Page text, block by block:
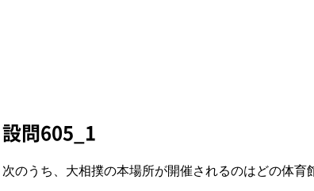
設問605_1
次のうち、大相撲の本場所が開催されるのはどの体育